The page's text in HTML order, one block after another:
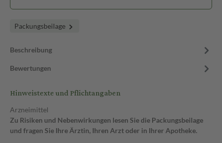
Packungsbeilage
Beschreibung
Bewertungen
Hinweistexte und Pflichtangaben
Arzneimittel
Zu Risiken und Nebenwirkungen lesen Sie die Packungsbeilage
und fragen Sie Ihre Ärztin, Ihren Arzt oder in Ihrer Apotheke.